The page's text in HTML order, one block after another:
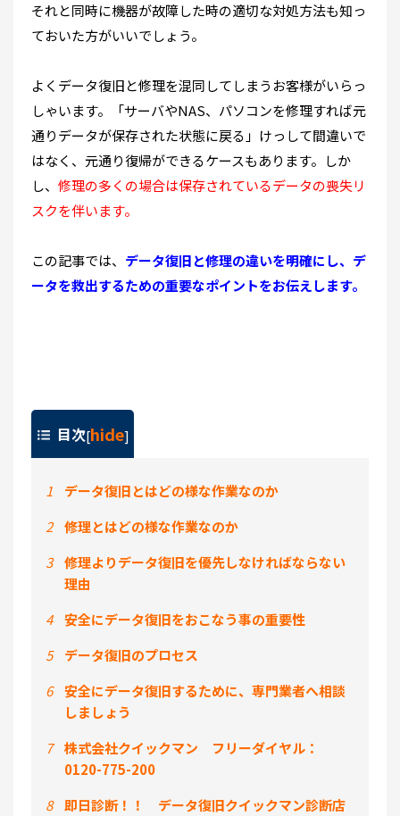
それと同時に機器が故障した時の適切な対処方法も知っ
ておいた方がいいでしょう。
よくデータ復旧と修理を混同してしまうお客様がいらっ
しゃいます。「サーバやNAS、パソコンを修理すれば元
通りデータが保存された状態に戻る」けっして間違いで
はなく、元通り復帰ができるケースもあります。しか
し、 修理の多くの場合は保存されているデータの喪失リ
スクを伴います。
この記事では、 データ復旧と修理の違いを明確にし、デ
ータを救出するための重要なポイントをお伝えします。
目次[hide]
1
データ復旧とはどの様な作業なのか
2
修理とはどの様な作業なのか
3
修理よりデータ復旧を優先しなければならない
理由
4
安全にデータ復旧をおこなう事の重要性
5
データ復旧のプロセス
6
安全にデータ復旧するために、専門業者へ相談
しましょう
7
株式会社クイックマン フリーダイヤル：
0120-775-200
8
即日診断！！ データ復旧クイックマン診断店